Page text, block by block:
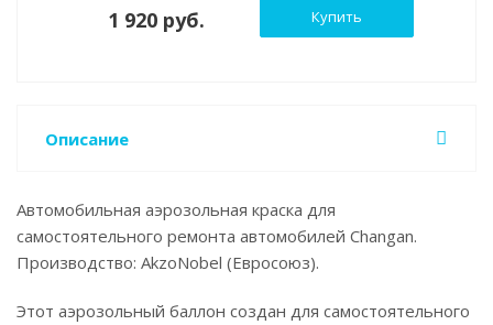
1 920 руб. Купить
Описание
Автомобильная аэрозольная краска для
самостоятельного ремонта автомобилей Changan.
Производство: AkzoNobel (Евросоюз).
Этот аэрозольный баллон создан для самостоятельного